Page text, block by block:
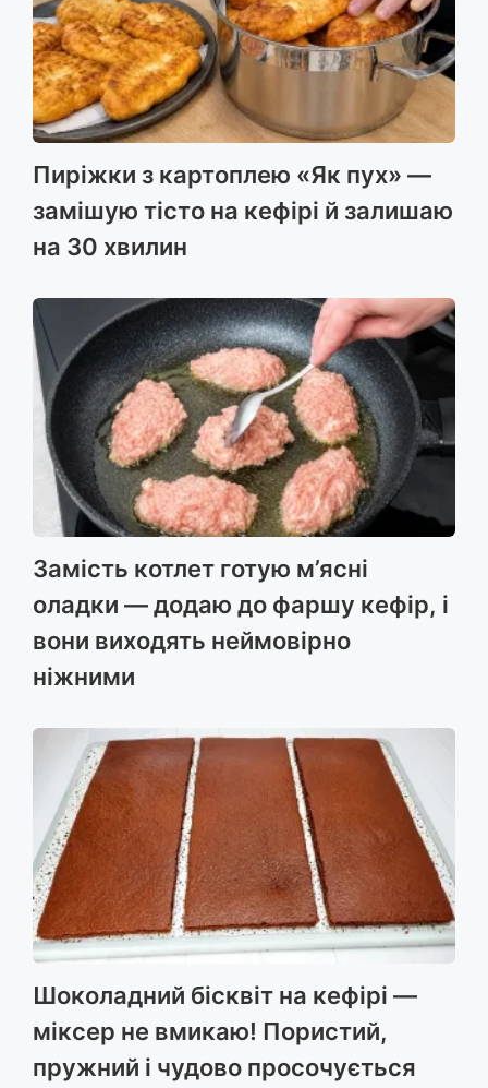
Пиріжки з картоплею «Як пух» —
замішую тісто на кефірі й залишаю
на 30 хвилин
Замість котлет готую м’ясні
оладки — додаю до фаршу кефір, і
вони виходять неймовірно
ніжними
Шоколадний бісквіт на кефірі —
міксер не вмикаю! Пористий,
пружний і чудово просочується